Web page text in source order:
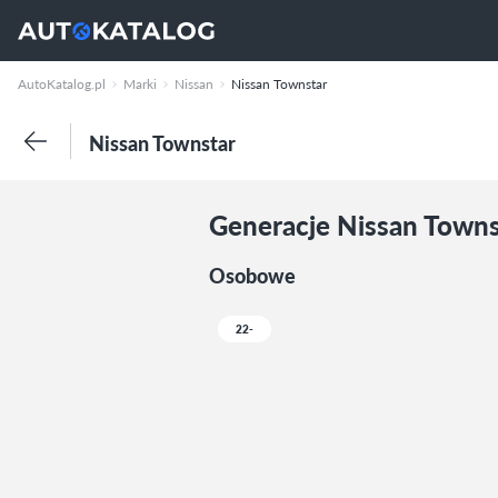
AutoKatalog.pl Marki Nissan Nissan Townstar
Nissan Townstar
Generacje Nissan
Osobowe
22-